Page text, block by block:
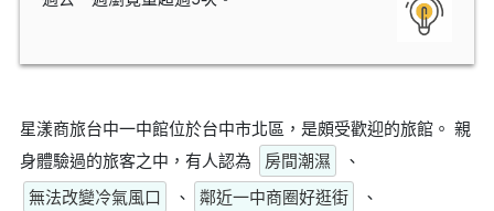
星漾商旅台中一中館位於台中市北區，是頗受歡迎的旅館。 親
身體驗過的旅客之中，有人認為
房間潮濕
、
無法改變冷氣風口
、 鄰近一中商圈好逛街
、